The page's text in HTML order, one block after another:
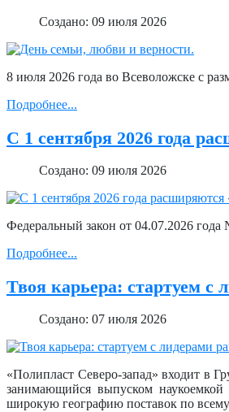
Создано: 09 июля 2026
8 июля 2026 года во Всеволожске с
Подробнее...
С 1 сентября 2026 года
Создано: 09 июля 2026
Федеральный закон от 04.07.2026
Подробнее...
Твоя карьера: стартуем с
Создано: 07 июля 2026
«Полипласт Северо-запад» входит в
занимающийся выпуском
широкую географию поставок по